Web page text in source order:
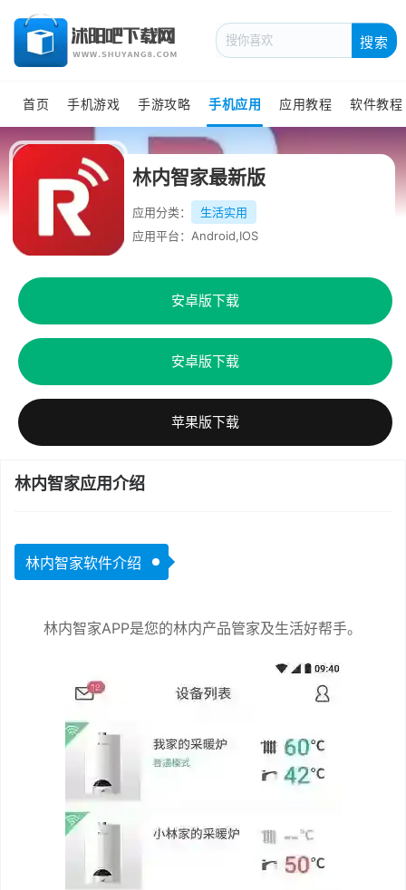
搜索
首页 手机游戏 手游攻略 手机应用 应用教程 软件教程
林内智家最新版
应用分类：
生活实用
应用平台：Android,IOS
安卓版下载
安卓版下载
苹果版下载
林内智家应用介绍
林内智家软件介绍
林内智家APP是您的林内产品管家及生活好帮手。